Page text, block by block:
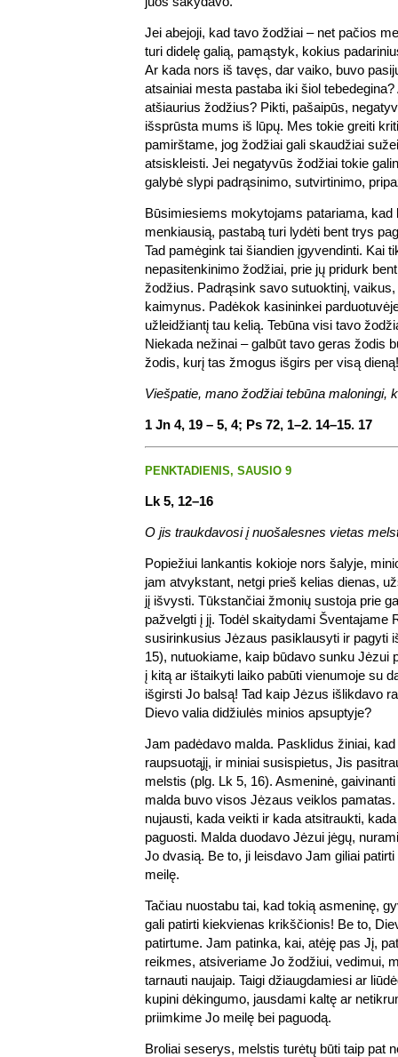
Jei abejoji, kad tavo žodžiai – net pačios
turi didelę galią, pamąstyk, kokius
Ar kada nors iš tavęs, dar vaiko, buvo
atsainiai mesta pastaba iki šiol
atšiaurius žodžius? Pikti, pašaipūs,
išsprūsta mums iš lūpų. Mes tokie greiti
pamirštame, jog žodžiai gali skaudžiai
atsiskleisti. Jei negatyvūs žodžiai tokie
galybė slypi padrąsinimo, sutvirtinimo,
Būsimiesiems mokytojams patariama, kad
menkiausią, pastabą turi lydėti bent trys
Tad pamėgink tai šiandien įgyvendinti. Kai
nepasitenkinimo žodžiai, prie jų pridurk
žodžius. Padrąsink savo sutuoktinį,
kaimynus. Padėkok kasininkei
užleidžiantį tau kelią. Tebūna visi tavo
Niekada nežinai – galbūt tavo geras žodis
žodis, kurį tas žmogus išgirs per visą dieną!
Viešpatie, mano žodžiai tebūna maloningi,
1 Jn 4, 19 – 5, 4; Ps 72, 1–2. 14–15. 17
PENKTADIENIS, SAUSIO 9
Lk 5, 12–16
O jis traukdavosi į nuošalesnes vietas
Popiežiui lankantis kokioje nors šalyje,
jam atvykstant, netgi prieš kelias dienas,
jį išvysti. Tūkstančiai žmonių sustoja prie
pažvelgti į jį. Todėl skaitydami Šventajame
susirinkusius Jėzaus pasiklausyti ir pagyti
15), nutuokiame, kaip būdavo sunku Jėzui
į kitą ar ištaikyti laiko pabūti vienumoje su
išgirsti Jo balsą! Tad kaip Jėzus išlikdavo
Dievo valia didžiulės minios apsuptyje?
Jam padėdavo malda. Pasklidus žiniai,
raupsuotąjį, ir miniai susispietus, Jis
melstis (plg. Lk 5, 16). Asmeninė,
malda buvo visos Jėzaus veiklos
nujausti, kada veikti ir kada atsitraukti,
paguosti. Malda duodavo Jėzui jėgų,
Jo dvasią. Be to, ji leisdavo Jam giliai
meilę.
Tačiau nuostabu tai, kad tokią asmeninę,
gali patirti kiekvienas krikščionis! Be to,
patirtume. Jam patinka, kai, atėję pas Jį,
reikmes, atsiveriame Jo žodžiui, vedimui,
tarnauti naujaip. Taigi džiaugdamiesi ar
kupini dėkingumo, jausdami kaltę ar
priimkime Jo meilę bei paguodą.
Broliai seserys, melstis turėtų būti taip pat